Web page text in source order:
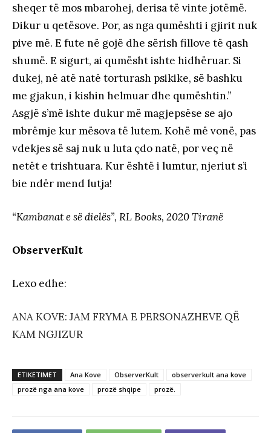
sheqer të mos mbarohej, derisa të vinte jotëmë.
Dikur u qetësove. Por, as nga qumështi i gjirit nuk
pive më. E fute në gojë dhe sërish fillove të qash
shumë. E sigurt, ai qumësht ishte hidhëruar. Si
dukej, në atë natë torturash psikike, së bashku
me gjakun, i kishin helmuar dhe qumështin.”
Asgjë s’më ishte dukur më magjepsëse se ajo
mbrëmje kur mësova të lutem. Kohë më vonë, pas
vdekjes së saj nuk u luta çdo natë, por veç në
netët e trishtuara. Kur është i lumtur, njeriut s’i
bie ndër mend lutja!
“Kambanat e së dielës”, RL Books, 2020 Tiranë
ObserverKult
Lexo edhe:
ANA KOVE: JAM FRYMA E PERSONAZHEVE QË
KAM NGJIZUR
ETIKETIMET Ana Kove ObserverKult
observerkult ana kove
prozë nga ana kove
prozë shqipe prozë.